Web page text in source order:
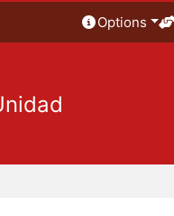
Options